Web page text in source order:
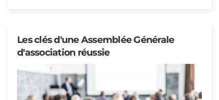
Les clés d'une Assemblée Générale
d'association réussie